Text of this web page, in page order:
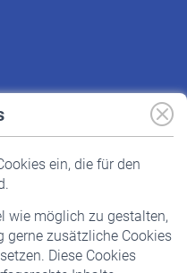
ein, die für den
wie möglich zu gestalten,
zusätzliche Cookies
Diese Cookies